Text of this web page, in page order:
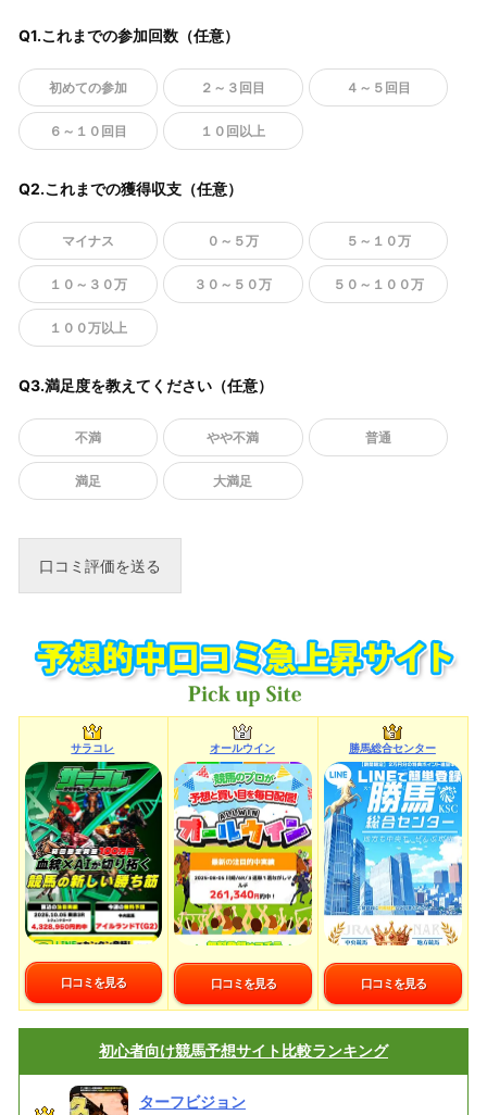
Q1.これまでの参加回数（任意）
初めての参加 ２～３回目 ４～５回目
６～１０回目 １０回以上
Q2.これまでの獲得収支（任意）
マイナス ０～５万 ５～１０万
１０～３０万 ３０～５０万 ５０～１００万
１００万以上
Q3.満足度を教えてください（任意）
不満 やや不満 普通
満足 大満足
サラコレ
口コミを見る
オールウイン
口コミを見る
勝馬総合センター
口コミを見る
初心者向け競馬予想サイト比較ランキング
ターフビジョン